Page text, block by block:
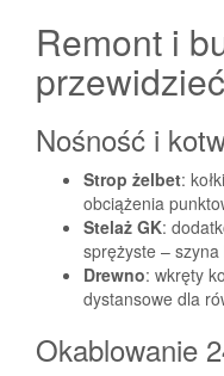
Remont i
Nośność i
Strop żelbet:
obciążenia
Stelaż GK:
sprężyste –
Drewno: wkręty
dystansowe dla
Okablowanie